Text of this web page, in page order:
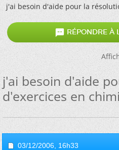
j'ai besoin d'aide pour la
 RÉPONDRE À
j'ai besoin d'aide
d'exercices en
03/12/2006, 16h33